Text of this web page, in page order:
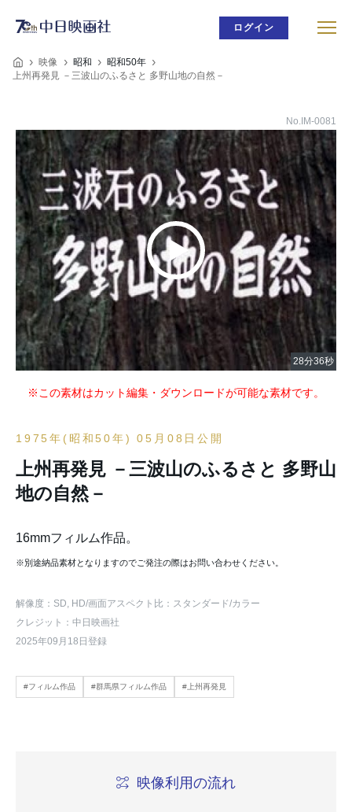
ログイン
映像 昭和
昭和50年
上州再発見 －三波山のふるさと 多野山地の自然－
No.IM-0081
※この素材はカット編集・ダウンロードが可能な素材です。
1975年(昭和50年) 05月08日公開
上州再発見 －三波山のふるさと 多野山
地の自然－
16mmフィルム作品。
※別途納品素材となりますのでご発注の際はお問い合わせください。
解像度：SD, HD/画面アスペクト比：スタンダード/カラー
クレジット：中日映画社
2025年09月18日登録
#フィルム作品 #群馬県フィルム作品 #上州再発見
映像利用の流れ